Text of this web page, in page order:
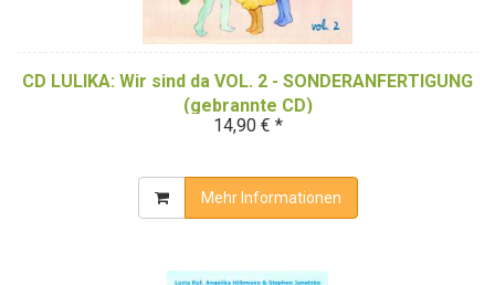
CD LULIKA: Wir sind da VOL. 2 - SONDERANFERTIGUNG
(gebrannte CD)
14,90 € *
Mehr Informationen